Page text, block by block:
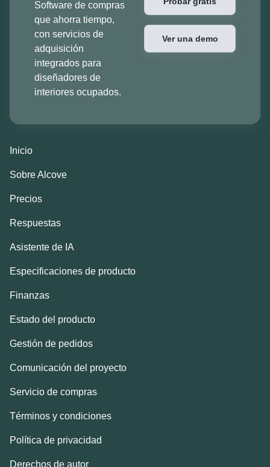
Software de compras
que ahorra tiempo,
con servicios de
adquisición
integrados para
diseñadores de
interiores ocupados.
Ver una demo
Inicio
Sobre Alcove
Precios
Respuestas
Asistente de IA
Especificaciones de producto
Finanzas
Estado del producto
Gestión de pedidos
Comunicación del proyecto
Servicio de compras
Términos y condiciones
Política de privacidad
Derechos de autor